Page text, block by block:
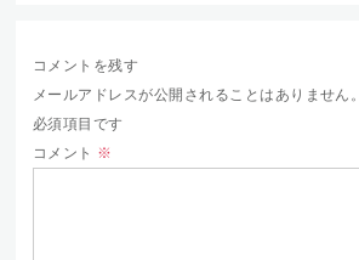
コメントを残す
メールアドレスが公開されることはありません。
必須項目です
コメント ※